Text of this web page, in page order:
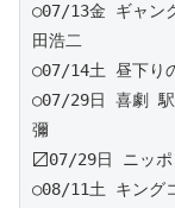
○07/13金 ギャン
田浩二
○07/14土 昼下り
○07/29日 喜劇 駅
彌
〼07/29日 ニッポ
○08/11土 キング